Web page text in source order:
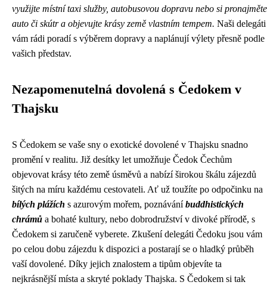
využijte místní taxi služby, autobusovou dopravu nebo si pronajměte
auto či skútr a objevujte krásy země vlastním tempem. Naši delegáti
vám rádi poradí s výběrem dopravy a naplánují výlety přesně podle
vašich představ.
Nezapomenutelná dovolená s Čedokem v
Thajsku
S Čedokem se vaše sny o exotické dovolené v Thajsku snadno
promění v realitu. Již desítky let umožňuje Čedok Čechům
objevovat krásy této země úsměvů a nabízí širokou škálu zájezdů
šitých na míru každému cestovateli. Ať už toužíte po odpočinku na
bílých plážích s azurovým mořem, poznáváníbuddhistických
chrámů a bohaté kultury, nebo dobrodružství v divoké přírodě, s
Čedokem si zaručeně vyberete. Zkušení delegáti Čedoku jsou vám
po celou dobu zájezdu k dispozici a postarají se o hladký průběh
vaší dovolené. Díky jejich znalostem a tipům objevíte ta
nejkrásnější místa a skryté poklady Thajska. S Čedokem si tak